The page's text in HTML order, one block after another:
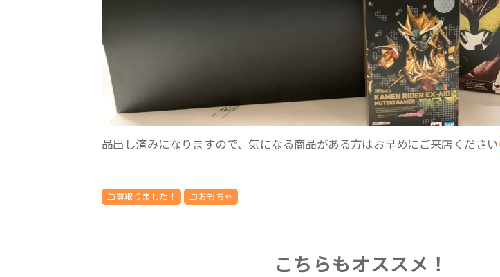
品出し済みになりますので、気になる商品がある方はお早めにご来店ください
買取りました！ おもちゃ
こちらもオススメ！